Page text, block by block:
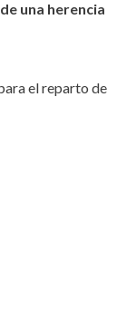
una herencia
el reparto de